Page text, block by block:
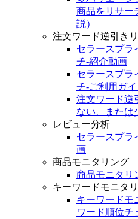
商品をリサー
説）
注文ワード逆引き
セラースプラ
チ‐紹介動画
セラースプラ
チ‐ご利用ガイ
注文ワード逆
ない、または
レビュー分析
セラースプラ
画
商品モニタリング
商品モニタリ
キーワードモニタ
キーワードモ
ワード順位チ